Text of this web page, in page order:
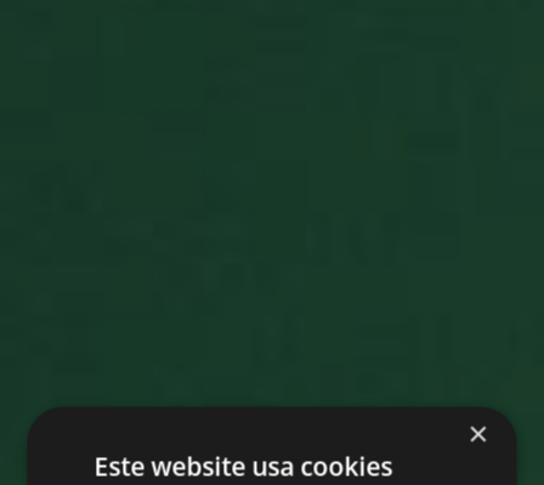
×
Este website usa cookies